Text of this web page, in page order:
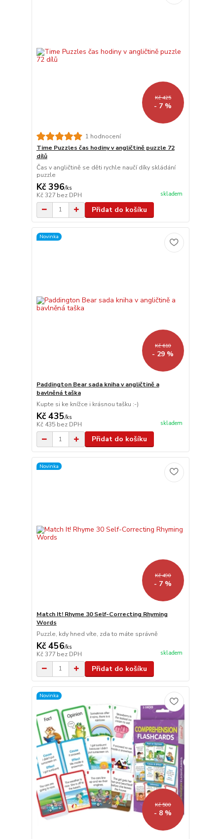
Kč 425
- 7 %
1 hodnocení
Time Puzzles čas hodiny v angličtině puzzle 72
dílů
Čas v angličtině se děti rychle naučí díky skládání
puzzle
Kč 396/ks
Kč 327 bez DPH skladem
Přidat do košíku
Novinka
Kč 610
- 29 %
Paddington Bear sada kniha v angličtině a
bavlněná taška
Kupte si ke knížce i krásnou tašku :-)
Kč 435/ks
Kč 435 bez DPH skladem
Přidat do košíku
Novinka
Kč 490
- 7 %
Match It! Rhyme 30 Self-Correcting Rhyming
Words
Puzzle, kdy hned víte, zda to máte správně
Kč 456/ks
Kč 377 bez DPH skladem
Přidat do košíku
Novinka
Kč 500
- 8 %